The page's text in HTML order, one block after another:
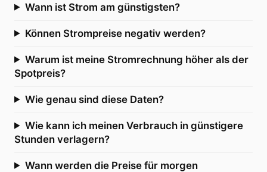
Wann ist Strom am günstigsten?
Können Strompreise negativ werden?
Warum ist meine Stromrechnung höher als der
Spotpreis?
Wie genau sind diese Daten?
Wie kann ich meinen Verbrauch in günstigere
Stunden verlagern?
Wann werden die Preise für morgen